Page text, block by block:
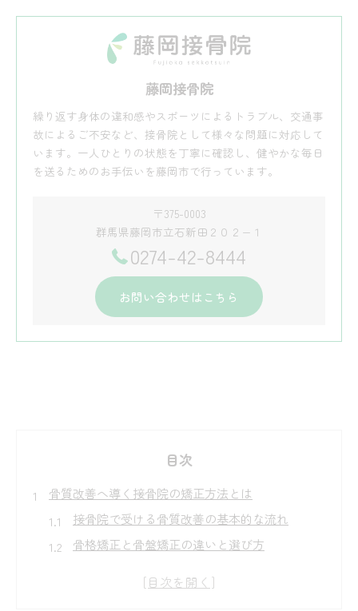
藤岡接骨院
繰り返す身体の違和感やスポーツによるトラブル、交通事
故によるご不安など、接骨院として様々な問題に対応して
います。一人ひとりの状態を丁寧に確認し、健やかな毎日
を送るためのお手伝いを藤岡市で行っています。
〒375-0003
群馬県藤岡市立石新田２０２−１
0274-42-8444
お問い合わせはこちら
目次
骨質改善へ導く接骨院の矯正方法とは
接骨院で受ける骨質改善の基本的な流れ
骨格矯正と骨盤矯正の違いと選び方